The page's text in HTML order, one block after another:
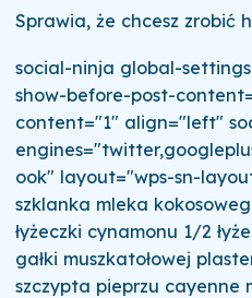
Sprawia, że chcesz zrobić
social-ninja global-
show-before-post-
content="1" align="left"
ook" layout="wps-sn-
szklanka mleka
łyżeczki cynamonu 1/2
gałki muszkatołowej
szczypta pieprzu cayenne